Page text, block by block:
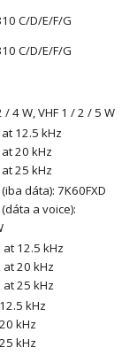
C/D/E/F/G
C/D/E/F/G
/ 4 W, VHF 1 / 2 / 5 W
at 12.5 kHz
20 kHz
25 kHz
dáta): 7K60FXD
a voice):
at 12.5 kHz
at 20 kHz
at 25 kHz
kHz
kHz
kHz